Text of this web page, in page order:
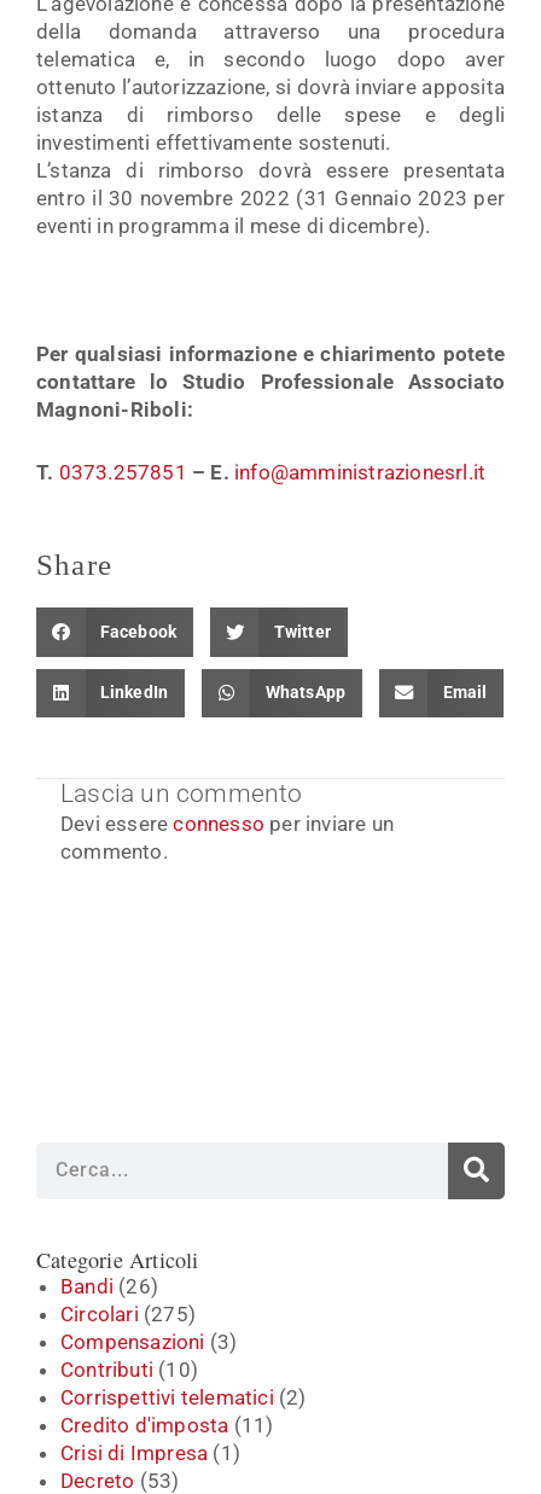
della domanda attraverso una procedura
telematica e, in secondo luogo dopo aver
ottenuto l’autorizzazione, si dovrà inviare apposita
istanza di rimborso delle spese e degli
investimenti effettivamente sostenuti.
L’stanza di rimborso dovrà essere presentata
entro il 30 novembre 2022 (31 Gennaio 2023 per
eventi in programma il mese di dicembre).
Per qualsiasi informazione e chiarimento potete
contattare lo Studio Professionale Associato
Magnoni-Riboli:
T. 0373.257851 – E. info@amministrazionesrl.it
Share
Facebook Twitter
LinkedIn WhatsApp Email
Lascia un commento
Devi essereconnesso per inviare un
commento.
Categorie Articoli
Bandi (26)
Circolari (275)
Compensazioni (3)
Contributi (10)
Corrispettivi telematici (2)
Credito d'imposta (11)
Crisi di Impresa (1)
Decreto (53)